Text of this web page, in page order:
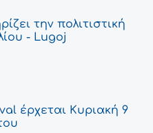
την πολιτιστική
- Lugoj
έρχεται Κυριακή 9